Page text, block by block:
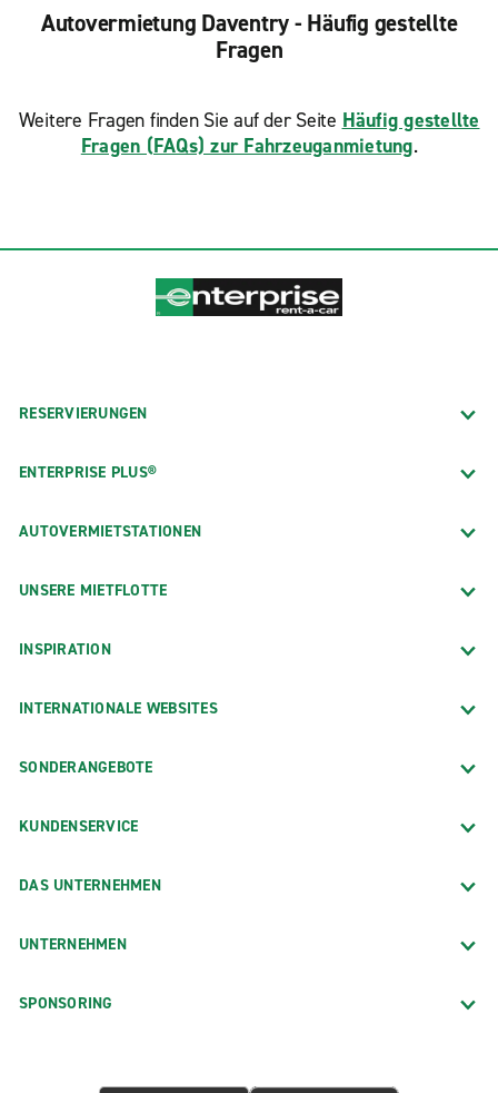
Autovermietung Daventry - Häufig gestellte
Fragen
Weitere Fragen finden Sie auf der Seite Häufig gestellte
Fragen (FAQs) zur Fahrzeuganmietung.
RESERVIERUNGEN
ENTERPRISE PLUS®
AUTOVERMIETSTATIONEN
UNSERE MIETFLOTTE
INSPIRATION
INTERNATIONALE WEBSITES
SONDERANGEBOTE
KUNDENSERVICE
DAS UNTERNEHMEN
UNTERNEHMEN
SPONSORING